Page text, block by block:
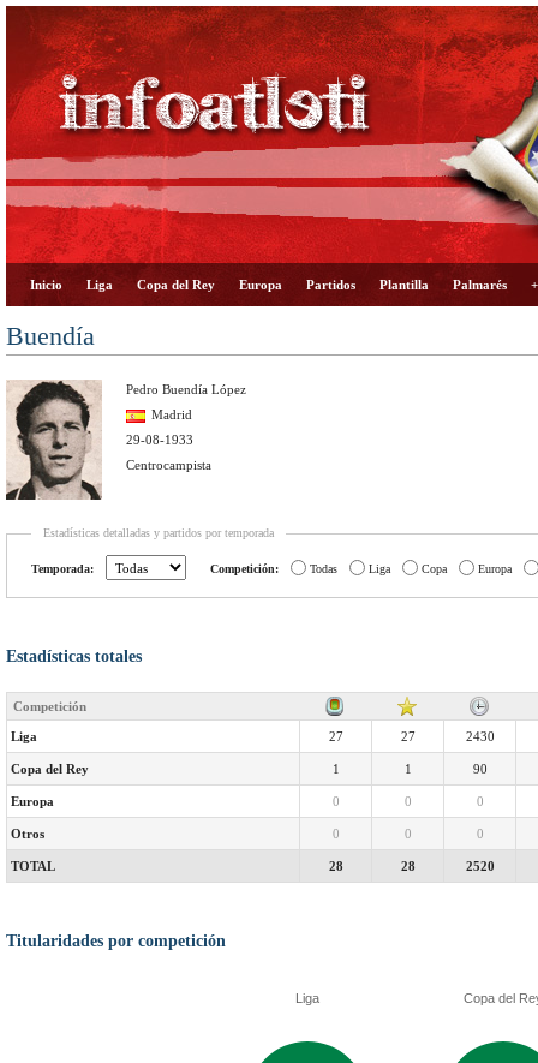
Inicio Liga Copa del Rey Europa Partidos Plantilla Palmarés
Buendía
Pedro Buendía López
Madrid
29-08-1933
Centrocampista
Estadísticas detalladas y partidos por temporada
Temporada: Competición: Todas Liga Copa Europa
Estadísticas totales
Competición
Liga 27 27 2430
Copa del Rey 1 1 90
Europa 0 0 0
Otros 0 0 0
TOTAL 28 28 2520
Titularidades por competición
Liga Copa del